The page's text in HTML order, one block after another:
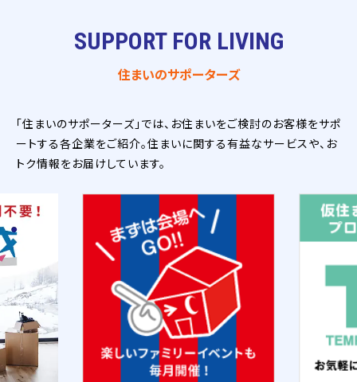
SUPPORT FOR LIVING
住まいのサポーターズ
「住まいのサポーターズ」では、お住まいをご検討のお客様をサポ
ートする各企業をご紹介。住まいに関する有益なサービスや、お
トク情報をお届けしています。